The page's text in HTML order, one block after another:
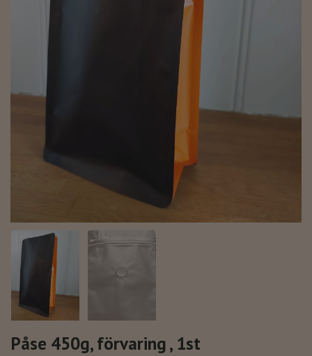
Påse 450g, förvaring , 1st